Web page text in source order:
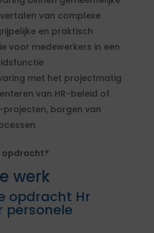
van complexe
en praktisch
voor medewerkers in een
met het projectmatig
van HR-beleid of
borgen van
opdracht?
werk
opdracht Hr
personele